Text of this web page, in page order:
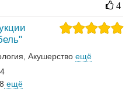
4
Акушерство ещё
ещё